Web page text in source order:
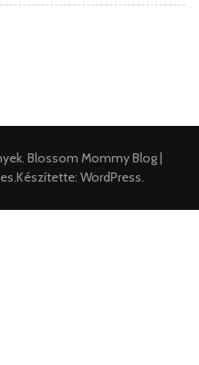
. Blossom Mommy Blog |
.Készítette: WordPress.